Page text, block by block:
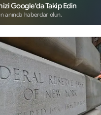
Google'da Takip Edin
anında haberdar olun.